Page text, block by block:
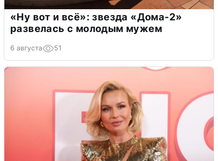
«Ну вот и всё»: звезда «Дома-2»
развелась с молодым мужем
6 августа 51